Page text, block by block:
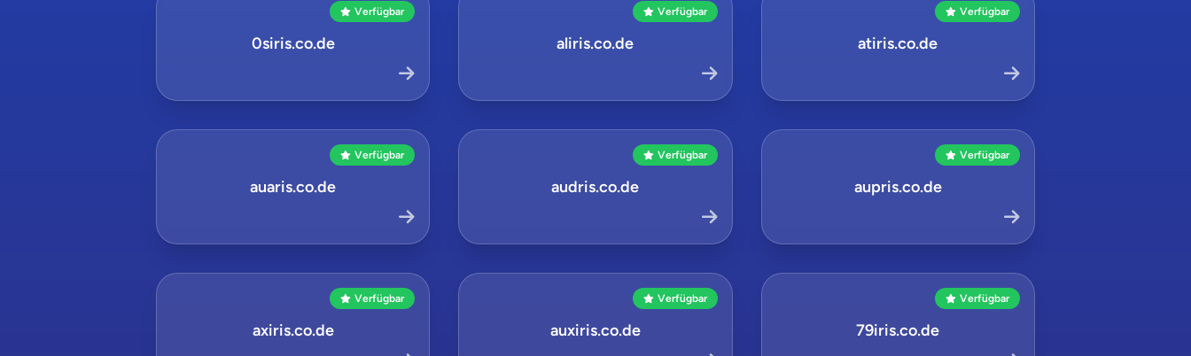
Verfügbar
0siris.co.de
Verfügbar
aliris.co.de
Verfügbar
atiris.co.de
Verfügbar
auaris.co.de
Verfügbar
audris.co.de
Verfügbar
aupris.co.de
Verfügbar
axiris.co.de
Verfügbar
auxiris.co.de
Verfügbar
79iris.co.de